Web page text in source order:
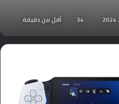
34 أقل من دقيقة